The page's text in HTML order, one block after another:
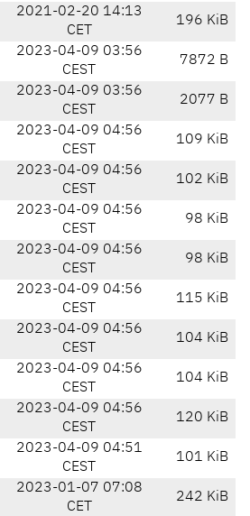
2021-02-20 14:13
CET
196 KiB
2023-04-09 03:56
CEST
7872 B
2023-04-09 03:56
CEST
2077 B
2023-04-09 04:56
CEST
109 KiB
2023-04-09 04:56
CEST
102 KiB
2023-04-09 04:56
CEST
98 KiB
2023-04-09 04:56
CEST
98 KiB
2023-04-09 04:56
CEST
115 KiB
2023-04-09 04:56
CEST
104 KiB
2023-04-09 04:56
CEST
104 KiB
2023-04-09 04:56
CEST
120 KiB
2023-04-09 04:51
CEST
101 KiB
2023-01-07 07:08
CET
242 KiB